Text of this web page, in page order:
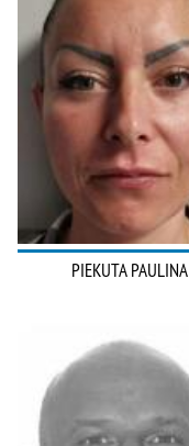
PIEKUTA PAULINA